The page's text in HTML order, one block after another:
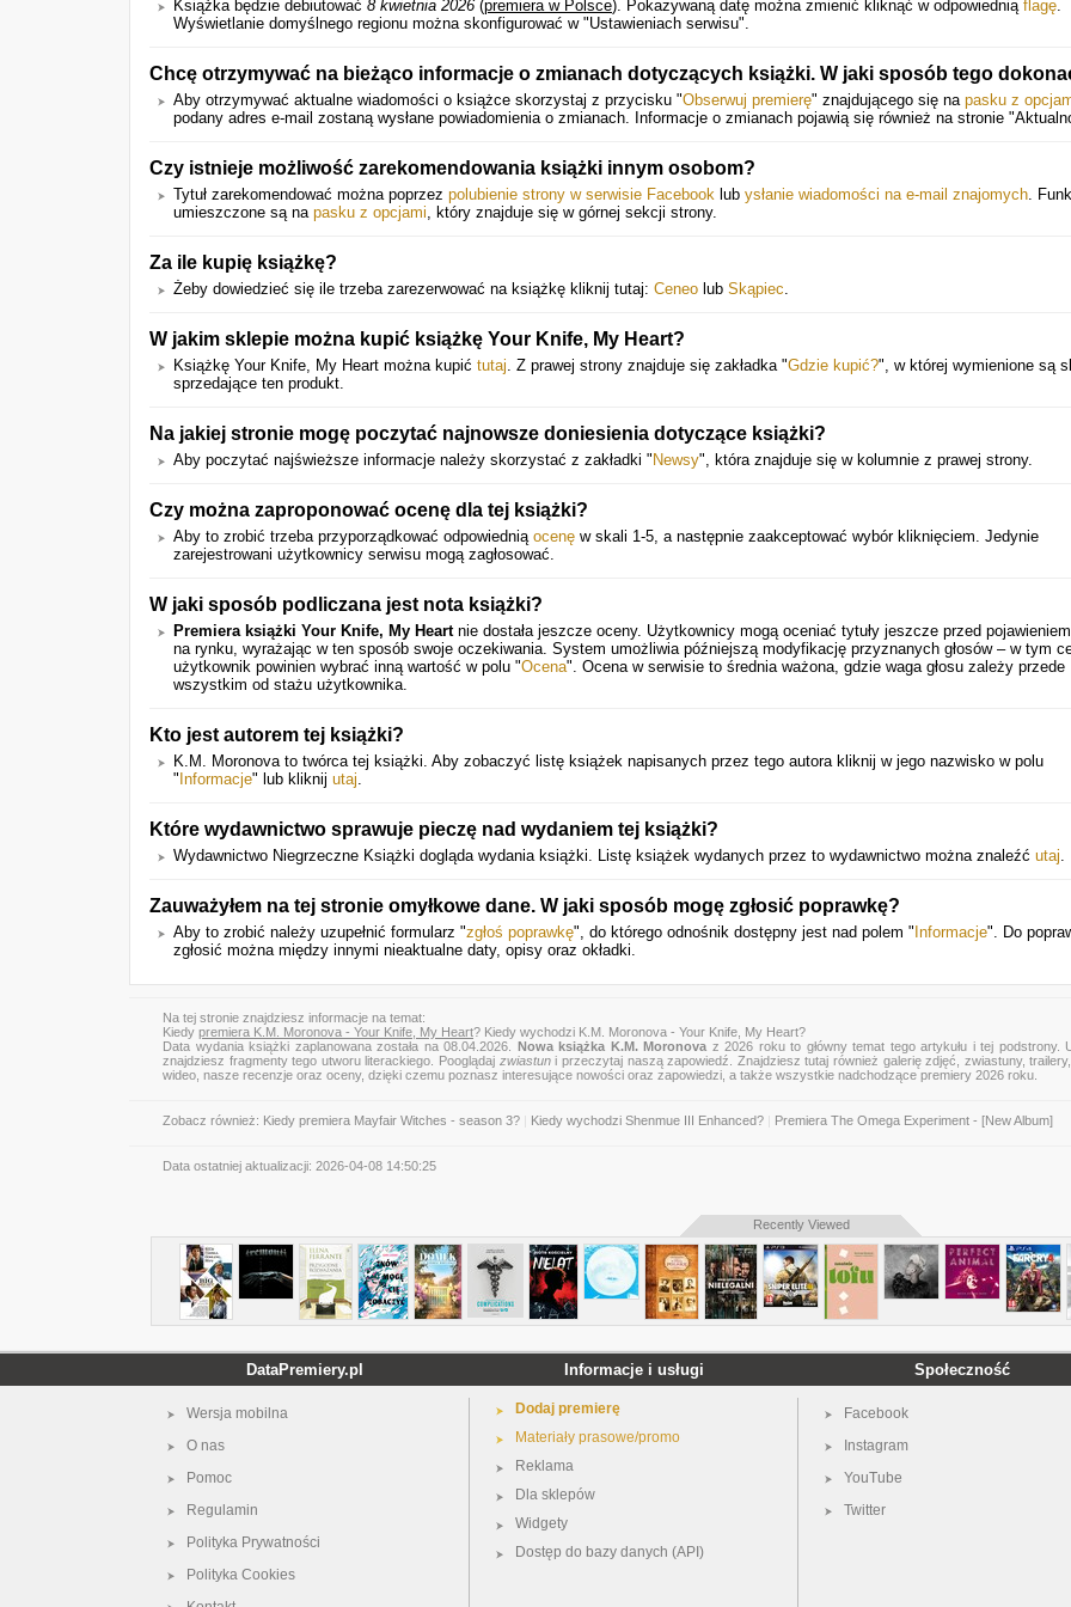
Książka będzie debiutować 8 kwietnia 2026 (premiera w Polsce). Pokazywaną datę można zmienić kliknąć w odpowiednią flagę.
Wyświetlanie domyślnego regionu można skonfigurować w "Ustawieniach serwisu".
Chcę otrzymywać na bieżąco informacje o zmianach dotyczących książki. W jaki sposób tego
Aby otrzymywać aktualne wiadomości o książce skorzystaj z przycisku "Obserwuj premierę" znajdującego się na pasku z
podany adres e-mail zostaną wysłane powiadomienia o zmianach. Informacje o zmianach pojawią się również na stronie
Czy istnieje możliwość zarekomendowania książki innym osobom?
Tytuł zarekomendować można poprzez polubienie strony w serwisie Facebook lub ysłanie wiadomości na e-mail znajomych.
umieszczone są na pasku z opcjami, który znajduje się w górnej sekcji strony.
Za ile kupię książkę?
Żeby dowiedzieć się ile trzeba zarezerwować na książkę kliknij tutaj: Ceneo lub Skąpiec.
W jakim sklepie można kupić książkę Your Knife, My Heart?
Książkę Your Knife, My Heart można kupić tutaj. Z prawej strony znajduje się zakładka "Gdzie kupić?", w której wymienione są
sprzedające ten produkt.
Na jakiej stronie mogę poczytać najnowsze doniesienia dotyczące książki?
Aby poczytać najświeższe informacje należy skorzystać z zakładki " Newsy", która znajduje się w kolumnie z prawej strony.
Czy można zaproponować ocenę dla tej książki?
Aby to zrobić trzeba przyporządkować odpowiednią ocenę w skali 1-5, a następnie zaakceptować wybór kliknięciem. Jedynie
zarejestrowani użytkownicy serwisu mogą zagłosować.
W jaki sposób podliczana jest nota książki?
Premiera książki Your Knife, My Heartnie dostała jeszcze oceny. Użytkownicy mogą oceniać tytuły jeszcze przed
na rynku, wyrażając w ten sposób swoje oczekiwania. System umożliwia późniejszą modyfikację przyznanych głosów – w tym
użytkownik powinien wybrać inną wartość w polu "Ocena". Ocena w serwisie to średnia ważona, gdzie waga głosu zależy przede
wszystkim od stażu użytkownika.
Kto jest autorem tej książki?
K.M. Moronova to twórca tej książki. Aby zobaczyć listę książek napisanych przez tego autora kliknij w jego nazwisko w polu
" Informacje" lub kliknij utaj.
Które wydawnictwo sprawuje pieczę nad wydaniem tej książki?
Wydawnictwo Niegrzeczne Książki dogląda wydania książki. Listę książek wydanych przez to wydawnictwo można znaleźć utaj.
Zauważyłem na tej stronie omyłkowe dane. W jaki sposób mogę zgłosić poprawkę?
Aby to zrobić należy uzupełnić formularz "zgłoś poprawkę", do którego odnośnik dostępny jest nad polem " Informacje". Do
zgłosić można między innymi nieaktualne daty, opisy oraz okładki.
Na tej stronie znajdziesz informacje na temat:
Kiedy premiera K.M. Moronova - Your Knife, My Heart? Kiedy wychodzi K.M. Moronova - Your Knife, My Heart?
Data wydania książki zaplanowana została na 08.04.2026. Nowa książka K.M. Moronova z 2026 roku to główny temat tego artykułu i tej podstrony.
znajdziesz fragmenty tego utworu literackiego. Pooglądaj zwiastuni przeczytaj naszą zapowiedź. Znajdziesz tutaj również galerię zdjęć, zwiastuny,
wideo, nasze recenzje oraz oceny, dzięki czemu poznasz interesujące nowości oraz zapowiedzi, a także wszystkie nadchodzące premiery 2026 roku.
Zobacz również: Kiedy premiera Mayfair Witches - season 3? Kiedy wychodzi Shenmue III Enhanced? Premiera The Omega Experiment - [New Album]
Data ostatniej aktualizacji: 2026-04-08 14:50:25
Recently Viewed
DataPremiery.pl
Wersja mobilna
O nas
Pomoc
Regulamin
Polityka Prywatności
Polityka Cookies
Informacje i usługi
Dodaj premierę
Materiały prasowe/promo
Reklama
Dla sklepów
Widgety
Dostęp do bazy danych (API)
Społeczność
Facebook
Instagram
YouTube
Twitter